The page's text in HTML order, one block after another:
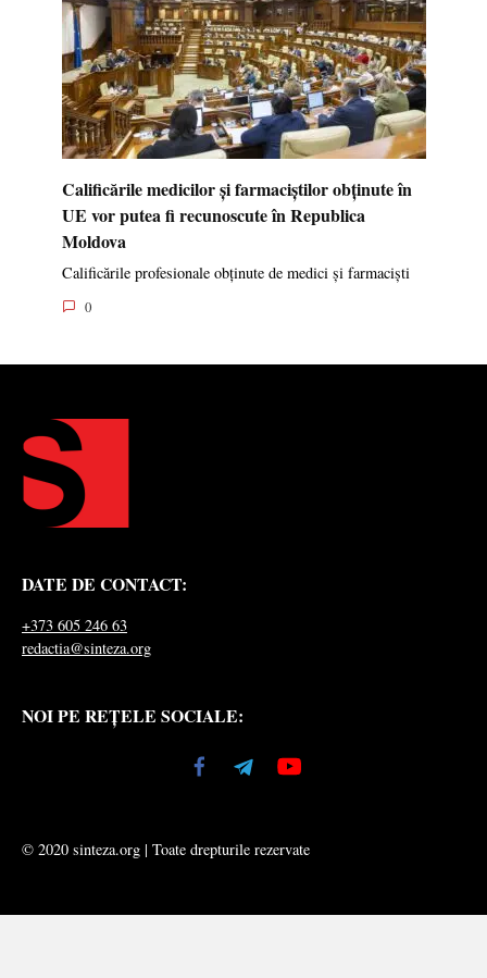
Calificările medicilor și farmaciștilor obținute în
UE vor putea fi recunoscute în Republica
Moldova
Calificările profesionale obținute de medici și farmaciști
0
DATE DE CONTACT:
+373 605 246 63
redactia@sinteza.org
NOI PE REȚELE SOCIALE:
© 2020 sinteza.org | Toate drepturile rezervate